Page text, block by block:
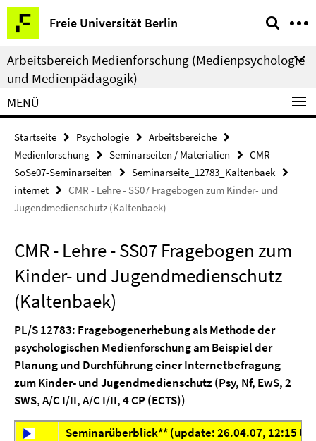
Springe
direkt
zu
Inhalt
Freie Universität Berlin
Service-
Navigation
Arbeitsbereich Medienforschung (Medienpsychologie
und Medienpädagogik)
MENÜ
Startseite Psychologie
Arbeitsbereiche
Medienforschung
Seminarseiten / Materialien
CMR-
SoSe07-Seminarseiten
Seminarseite_12783_Kaltenbaek
internet
CMR - Lehre - SS07 Fragebogen zum Kinder- und
Jugendmedienschutz (Kaltenbaek)
CMR - Lehre - SS07 Fragebogen zum
Kinder- und Jugendmedienschutz
(Kaltenbaek)
PL/S 12783: Fragebogenerhebung als Methode der
psychologischen Medienforschung am Beispiel der
Planung und Durchführung einer Internetbefragung
zum Kinder- und Jugendmedienschutz (Psy, Nf, EwS, 2
SWS, A/C I/II, A/C I/II, 4 CP (ECTS))
Seminarüberblick** (update:26.04.07, 12:15